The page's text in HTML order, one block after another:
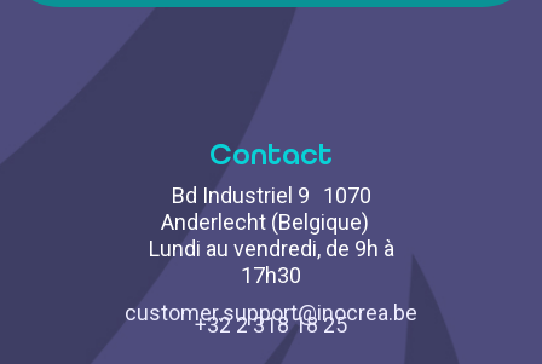
Contact
Bd Industriel 9 1070
Anderlecht (Belgique)
Lundi au vendredi, de 9h à
17h30
customer.support@inocrea.be
+32 2 318 18 25